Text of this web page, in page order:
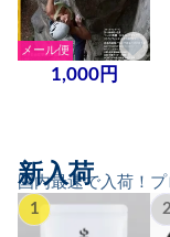
メール便
1,000円
国内最速で入荷！
新入荷
1 2